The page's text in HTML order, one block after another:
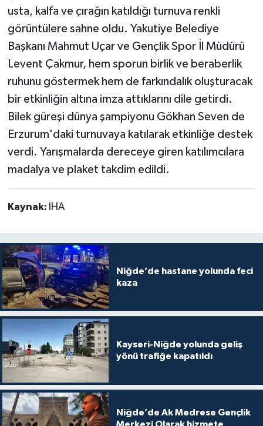
usta, kalfa ve çırağın katıldığı turnuva renkli
görüntülere sahne oldu. Yakutiye Belediye
Başkanı Mahmut Uçar ve Gençlik Spor İl Müdürü
Levent Çakmur, hem sporun birlik ve beraberlik
ruhunu göstermek hem de farkındalık oluşturacak
bir etkinliğin altına imza attıklarını dile getirdi.
Bilek güreşi dünya şampiyonu Gökhan Seven de
Erzurum'daki turnuvaya katılarak etkinliğe destek
verdi. Yarışmalarda dereceye giren katılımcılara
madalya ve plaket takdim edildi.
Kaynak: İHA
Niğde’de hastane yolunda feci
kaza
Kayseri-Niğde yolunda geliş
yönü trafiğe kapatıldı
Niğde’de Ak Medrese Gençlik
Merkezi Olarak hizmete